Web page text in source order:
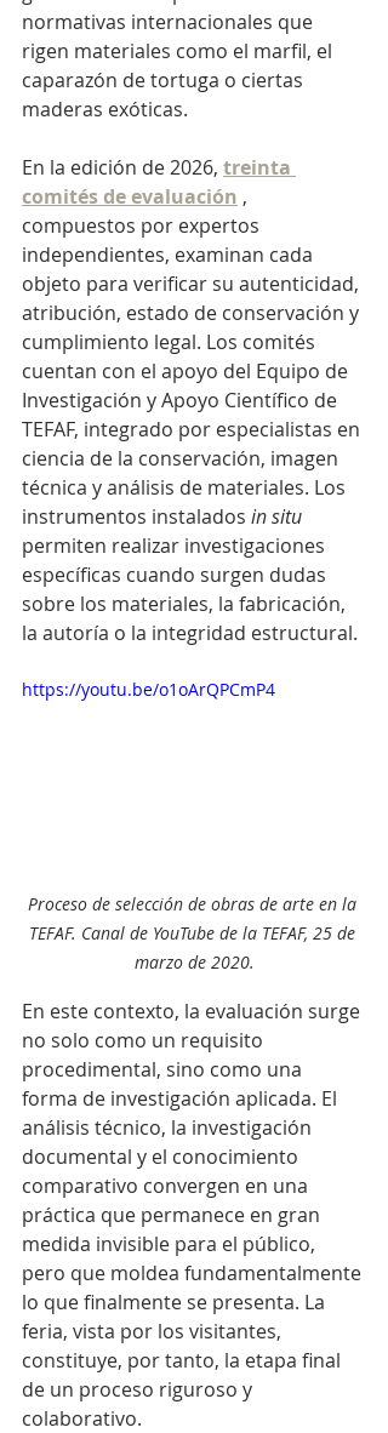
normativas internacionales que
rigen materiales como el marfil, el
caparazón de tortuga o ciertas
maderas exóticas.
En la edición de 2026, treinta
comités de evaluación ,
compuestos por expertos
independientes, examinan cada
objeto para verificar su autenticidad,
atribución, estado de conservación y
cumplimiento legal. Los comités
cuentan con el apoyo del Equipo de
Investigación y Apoyo Científico de
TEFAF, integrado por especialistas en
ciencia de la conservación, imagen
técnica y análisis de materiales. Los
instrumentos instalados in situ
permiten realizar investigaciones
específicas cuando surgen dudas
sobre los materiales, la fabricación,
la autoría o la integridad estructural.
https://youtu.be/o1oArQPCmP4
Proceso de selección de obras de arte en la
TEFAF. Canal de YouTube de la TEFAF, 25 de
marzo de 2020.
En este contexto, la evaluación surge
no solo como un requisito
procedimental, sino como una
forma de investigación aplicada. El
análisis técnico, la investigación
documental y el conocimiento
comparativo convergen en una
práctica que permanece en gran
medida invisible para el público,
pero que moldea fundamentalmente
lo que finalmente se presenta. La
feria, vista por los visitantes,
constituye, por tanto, la etapa final
de un proceso riguroso y
colaborativo.